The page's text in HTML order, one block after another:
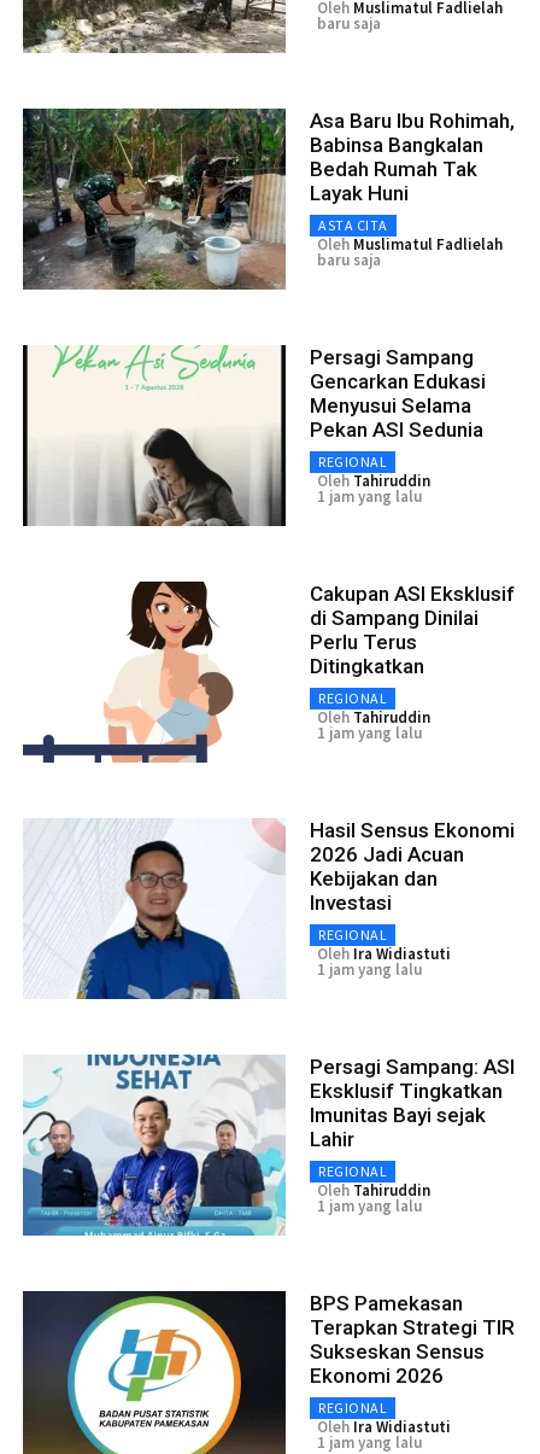
Oleh Muslimatul Fadlielah
baru saja
Asa Baru Ibu Rohimah,
Babinsa Bangkalan
Bedah Rumah Tak
Layak Huni
ASTA CITA
Oleh Muslimatul Fadlielah
baru saja
Persagi Sampang
Gencarkan Edukasi
Menyusui Selama
Pekan ASI Sedunia
REGIONAL
Oleh Tahiruddin
1 jam yang lalu
Cakupan ASI Eksklusif
di Sampang Dinilai
Perlu Terus
Ditingkatkan
REGIONAL
Oleh Tahiruddin
1 jam yang lalu
Hasil Sensus Ekonomi
2026 Jadi Acuan
Kebijakan dan
Investasi
REGIONAL
Oleh Ira Widiastuti
1 jam yang lalu
Persagi Sampang: ASI
Eksklusif Tingkatkan
Imunitas Bayi sejak
Lahir
REGIONAL
Oleh Tahiruddin
1 jam yang lalu
BPS Pamekasan
Terapkan Strategi TIR
Sukseskan Sensus
Ekonomi 2026
REGIONAL
Oleh Ira Widiastuti
1 jam yang lalu